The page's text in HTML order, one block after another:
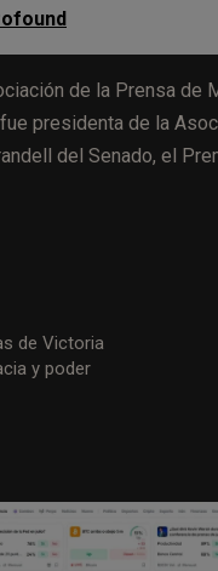
de la Prensa
presidenta de la
del Senado, el
de Victoria
y poder